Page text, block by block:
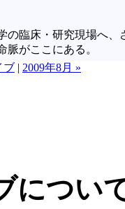
の臨床・研究現場へ
脈がここにある。
ブ | 2009年8月 »
につい